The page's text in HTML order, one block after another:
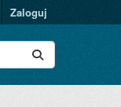
Zaloguj